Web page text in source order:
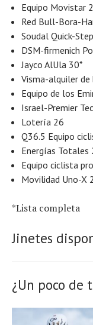
Equipo Movistar
Red Bull-Bora-
Soudal Quick-
DSM-firmenich
Jayco AlUla 30*
Visma-alquiler
Equipo de los
Israel-Premier
Lotería 26
Q36.5 Equipo
Energías Totales
Equipo ciclista
Movilidad Uno-X
*Lista completa
Jinetes
¿Un poco de